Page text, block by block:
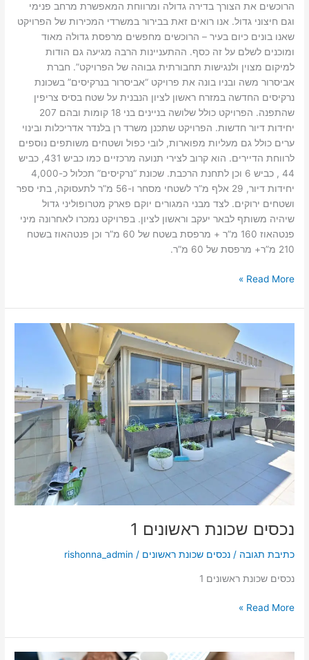
הרוכשים את הצורך בדירה גדולה ומרווחת המאפשרת מרחב פנימי
וגם חיצוני גדול. אנו רואים זאת בבירור במשרדי המכירות של הפרויקט
שאנו בונים כיום בעיר – הרוכשים מחפשים מרפסת גדולה מאוד
ומוכנים לשלם על זה כסף. ההתעניינות הרבה מגיעה גם הודות
למיקום מצוין ולנגישות תחבורתית גבוהה של הפרויקט”. חברת
אביסרור משה ובניו בונה את פרויקט “אביסרור בנרקיסים” בשכונת
נרקיסים החדשה במזרח ראשון לציון הנבנית על שטח בסיס צריפין
שהתפנה. הפרויקט כולל שלושה בניינים בני 18 קומות ובהם 207
יחידות דיור חדשות. הפרויקט שתכנן משרד רן בלנדר אדריכלות ובינוי
ערים כולל גם מעליות מפוארות, לובי כפול ושטחים משותפים נוספים
לרווחת הדיירים. הוא קרוב לצירי תנועה מרכזיים כמו כביש 431, כביש
44 , כביש 6 וכן לתחנת הרכבת. שכונת “נרקיסים” תכלול כ-4,000
יחידות דיור, 29 אלף מ”ר לשטחי מסחר ו-56 מ”ר לתעסוקה, בתי ספר
ושטחים ירוקים. לצד מבני המגורים יוקם פארק מטרופוליני גדול
שיהיה משותף לבאר יעקב וראשון לציון. בפרויקט נמכרו לאחרונה מיני
פנטהאוז 160 מ”ר + מרפסת בשטח של 60 מ”ר וכן פנטהאוז בשטח
210 מ”ר+ מרפסת של 60 מ”ר.
Read More »
נכסים שכונת ראשונים 1
כתיבת תגובה /נכסים שכונת ראשונים /
rishonna_admin
נכסים שכונת ראשונים 1
ראשונים
1
Read More »